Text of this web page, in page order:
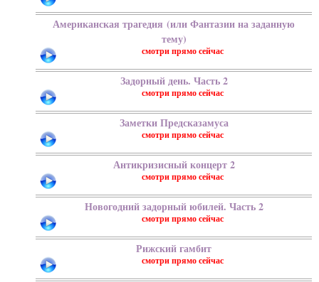
Американская трагедия (или Фантазии на заданную
тему)
Задорный день. Часть 2
Заметки Предсказамуса
Антикризисный концерт 2
Новогодний задорный юбилей. Часть 2
Рижский гамбит